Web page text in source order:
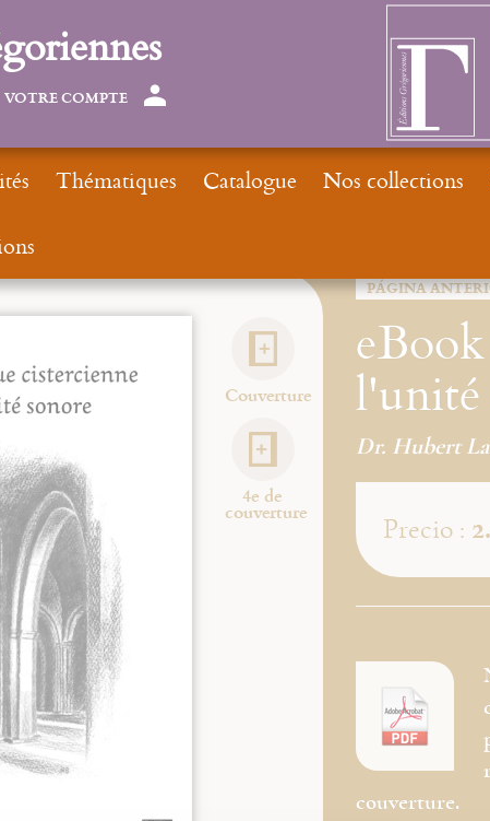
PÁGINA
l'unité
Dr. Hubert
Couverture
4e de
couverture
Precio :
couverture.
VOTRE COMPTE
Thématiques Catalogue Nos collections